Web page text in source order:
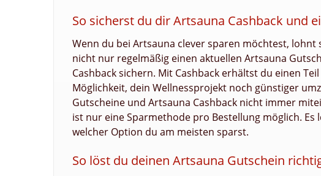
So sicherst du dir Artsauna Cashback und
Wenn du bei Artsauna clever sparen möchtest,
nicht nur regelmäßig einen aktuellen Artsauna
Cashback sichern. Mit Cashback erhältst du einen
Möglichkeit, dein Wellnessprojekt noch günstiger
Gutscheine und Artsauna Cashback nicht immer
ist nur eine Sparmethode pro Bestellung möglich.
welcher Option du am meisten sparst.
So löst du deinen Artsauna Gutschein